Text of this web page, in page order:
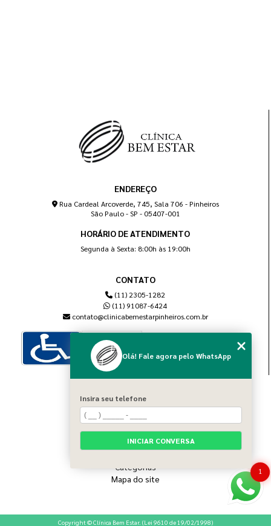
ENDEREÇO
Rua Cardeal Arcoverde, 745, Sala 706 - Pinheiros
São Paulo - SP - 05407-001
HORÁRIO DE ATENDIMENTO
Segunda à Sexta: 8:00h às 19:00h
CONTATO
(11) 2305-1282
(11) 91087-6424
contato@clinicabemestarpinheiros.com.br
Home
Sobre nós
Blog
Serviços
Categorias
Mapa do site
Copyright © Clínica Bem Estar. (Lei 9610 de 19/02/1998)
1
Olá! Fale agora pelo WhatsApp
Insira seu telefone
INICIAR CONVERSA